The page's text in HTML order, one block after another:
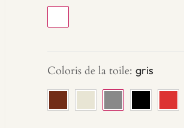
Coloris de la toile: gris